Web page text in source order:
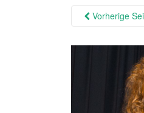
Vorherige